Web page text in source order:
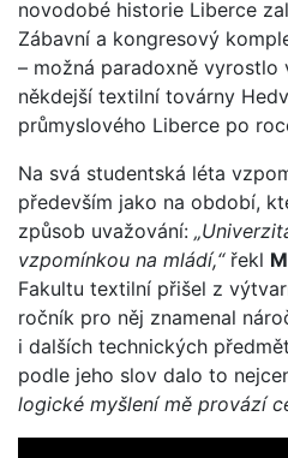
novodobé historie Liberce
Zábavní a kongresový
– možná paradoxně vyrostlo
někdejší textilní továrny
průmyslového Liberce po
Na svá studentská léta
především jako na období,
způsob uvažování:
vzpomínkou na mládí,“řekl
Fakultu textilní přišel z
ročník pro něj znamenal
i dalších technických
podle jeho slov dalo to
logické myšlení mě provází